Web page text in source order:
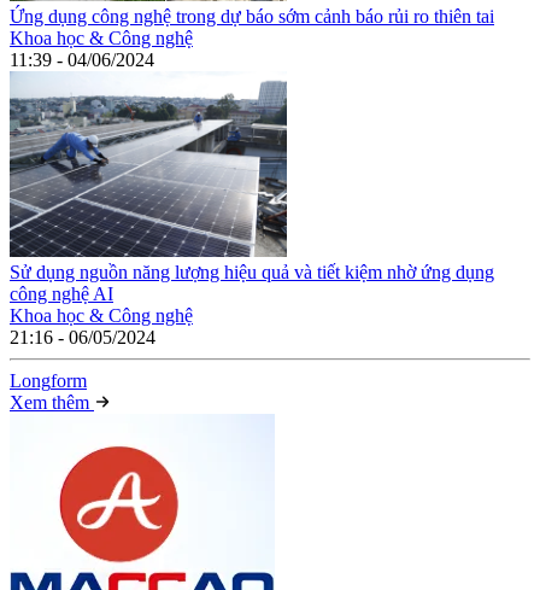
Ứng dụng công nghệ trong dự báo sớm cảnh báo rủi ro thiên tai
Khoa học & Công nghệ
11:39 - 04/06/2024
Sử dụng nguồn năng lượng hiệu quả và tiết kiệm nhờ ứng dụng
công nghệ AI
Khoa học & Công nghệ
21:16 - 06/05/2024
Longform
Xem thêm